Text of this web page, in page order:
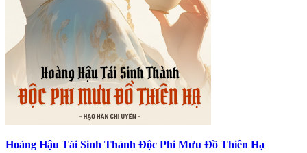
Hoàng Hậu Tái Sinh Thành Độc Phi Mưu Đồ Thiên Hạ